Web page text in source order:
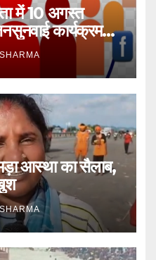
में 10 अगस्त
कार्यक्रम
आस्था का सैलाब,